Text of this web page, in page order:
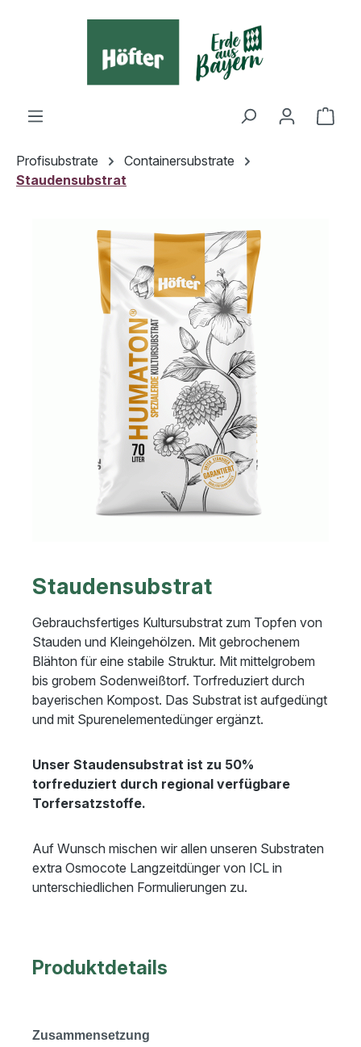
Profisubstrate
Containersubstrate
Staudensubstrat
Staudensubstrat
Gebrauchsfertiges Kultursubstrat zum Topfen von
Stauden und Kleingehölzen. Mit gebrochenem
Blähton für eine stabile Struktur. Mit mittelgrobem
bis grobem Sodenweißtorf. Torfreduziert durch
bayerischen Kompost. Das Substrat ist aufgedüngt
und mit Spurenelementedünger ergänzt.
Unser Staudensubstrat ist zu 50%
torfreduziert durch regional verfügbare
Torfersatzstoffe.
Auf Wunsch mischen wir allen unseren Substraten
extra Osmocote Langzeitdünger von ICL in
unterschiedlichen Formulierungen zu.
Produktdetails
Zusammensetzung